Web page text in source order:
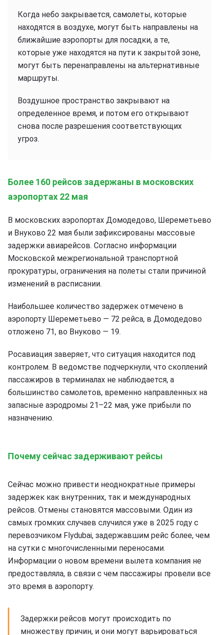
Когда небо закрывается, самолеты, которые
находятся в воздухе, могут быть направлены на
ближайшие аэропорты для посадки, а те,
которые уже находятся на пути к закрытой зоне,
могут быть перенаправлены на альтернативные
маршруты.
Воздушное пространство закрывают на
определенное время, и потом его открывают
снова после разрешения соответствующих
угроз.
Более 160 рейсов задержаны в московских
аэропортах 22 мая
В московских аэропортах Домодедово, Шереметьево
и Внуково 22 мая были зафиксированы массовые
задержки авиарейсов. Согласно информации
Московской межрегиональной транспортной
прокуратуры, ограничения на полеты стали причиной
изменений в расписании.
Наибольшее количество задержек отмечено в
аэропорту Шереметьево — 72 рейса, в Домодедово
отложено 71, во Внуково — 19.
Росавиация заверяет, что ситуация находится под
контролем. В ведомстве подчеркнули, что скоплений
пассажиров в терминалах не наблюдается, а
большинство самолетов, временно направленных на
запасные аэродромы 21–22 мая, уже прибыли по
назначению.
Почему сейчас задерживают рейсы
Сейчас можно привести неоднократные примеры
задержек как внутренних, так и международных
рейсов. Отмены становятся массовыми. Один из
самых громких случаев случился уже в 2025 году с
перевозчиком Flydubai, задержавшим рейс более, чем
на сутки с многочисленными переносами.
Информации о новом времени вылета компания не
предоставляла, в связи с чем пассажиры провели все
это время в аэропорту.
Задержки рейсов могут происходить по
множеству причин, и они могут варьироваться